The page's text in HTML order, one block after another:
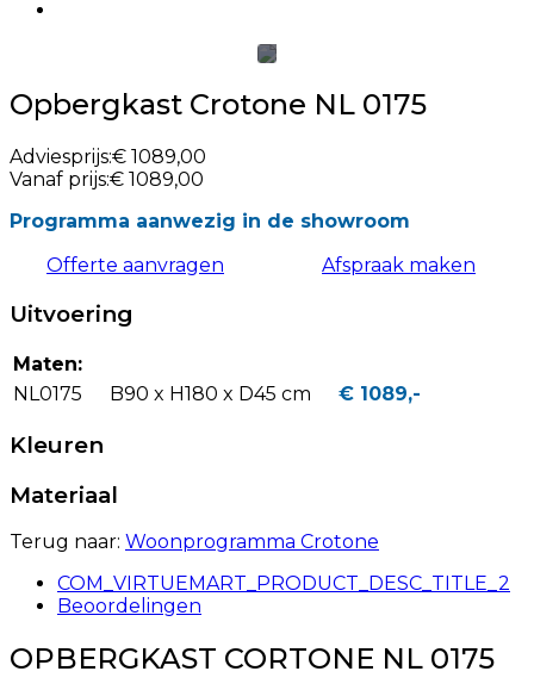
Opbergkast Crotone NL 0175
Adviesprijs:€ 1089,00
Vanaf prijs:€ 1089,00
Programma aanwezig in de showroom
Offerte aanvragen
Afspraak maken
Uitvoering
Maten:
NL0175
B90 x H180 x D45 cm € 1089,-
Kleuren
Materiaal
Terug naar: Woonprogramma Crotone
COM_VIRTUEMART_PRODUCT_DESC_TITLE_2
Beoordelingen
OPBERGKAST CORTONE NL 0175